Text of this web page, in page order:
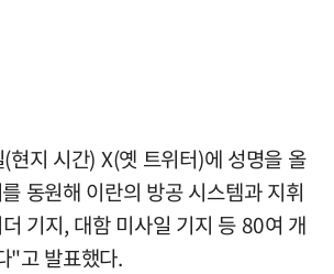
현지 시간) X(옛 트위터)에 성명을 올
동원해 이란의 방공 시스템과 지휘
기지, 대함 미사일 기지 등 80여 개
"고 발표했다.